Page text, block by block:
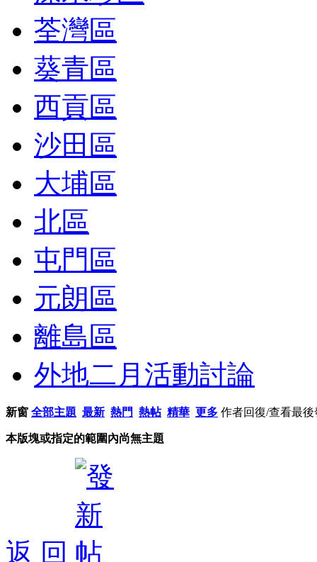
荃灣區
葵青區
西貢區
沙田區
大埔區
北區
屯門區
元朗區
離島區
外地二月活動討論
新窗 全部主題 最新 熱門 熱帖 精華 更多 作者回復/查看最後
本版塊或指定的範圍內尚無主題
返 回